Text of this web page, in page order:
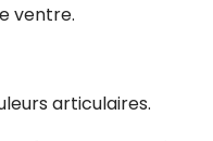
ventre.
articulaires.